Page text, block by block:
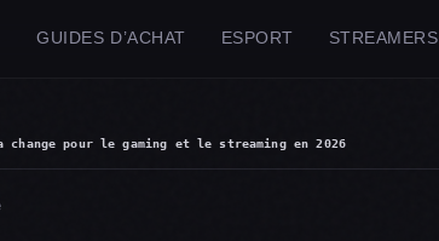
GUIDES D’ACHAT ESPORT STREAMERS
pour le gaming et le streaming en 2026